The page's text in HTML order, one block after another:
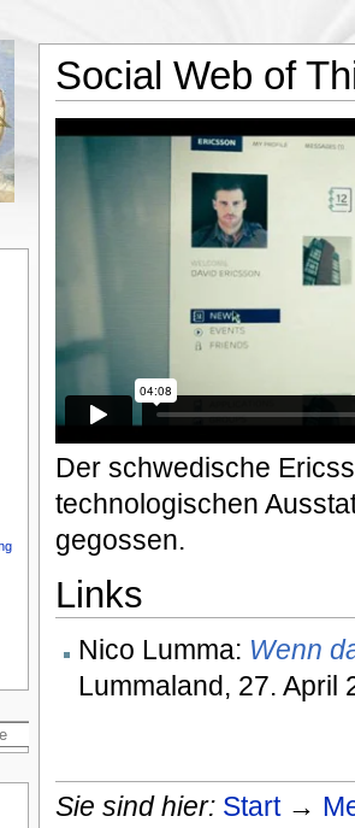
Social Web of
Der schwedische
technologischen
gegossen.
Links
Nico Lumma: Wenn
Lummaland, 27. April
Sie sind hier: Start→